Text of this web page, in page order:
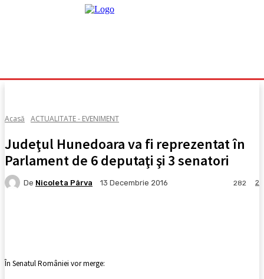
Acasă ACTUALITATE - EVENIMENT
Judeţul Hunedoara va fi reprezentat în
Parlament de 6 deputaţi şi 3 senatori
De Nicoleta Pârva 13 Decembrie 2016 2
282
În Senatul României vor merge: